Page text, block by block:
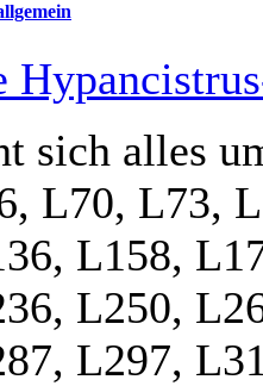
sich alles
L70, L73,
L158,
L250,
L297,